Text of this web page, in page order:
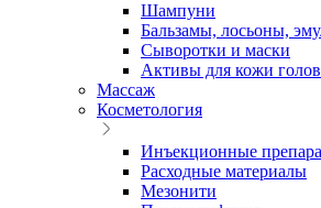
Шампуни
Бальзамы, лосьоны,
Сыворотки и маски
Активы для кожи
Массаж
Косметология
Инъекционные
Расходные материалы
Мезонити